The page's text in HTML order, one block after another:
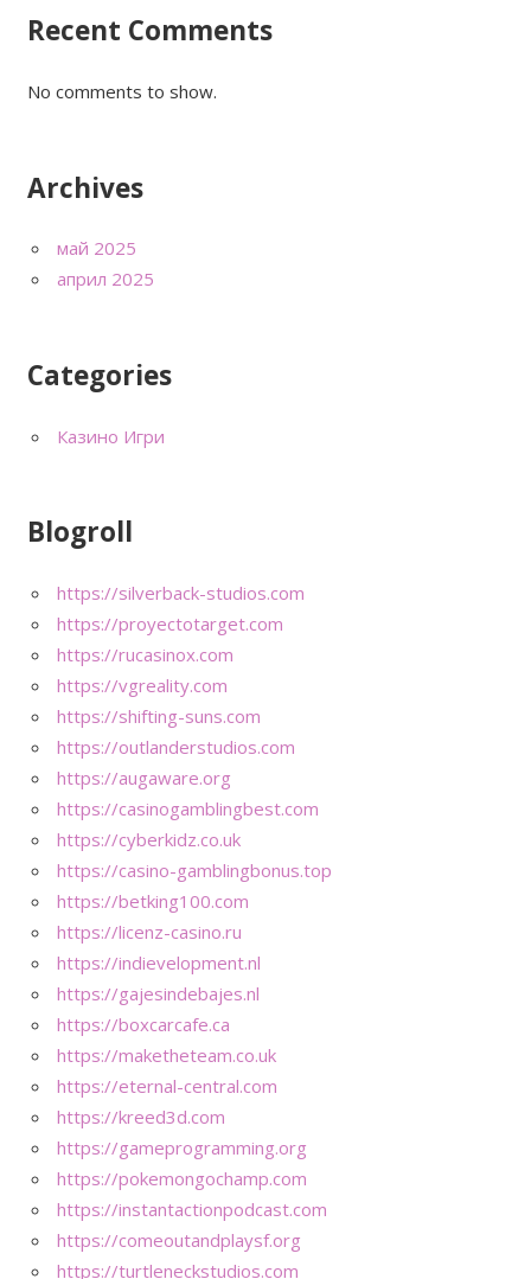
Recent Comments
No comments to show.
Archives
май 2025
април 2025
Categories
Казино Игри
Blogroll
https://silverback-studios.com
https://proyectotarget.com
https://rucasinox.com
https://vgreality.com
https://shifting-suns.com
https://outlanderstudios.com
https://augaware.org
https://casinogamblingbest.com
https://cyberkidz.co.uk
https://casino-gamblingbonus.top
https://betking100.com
https://licenz-casino.ru
https://indievelopment.nl
https://gajesindebajes.nl
https://boxcarcafe.ca
https://maketheteam.co.uk
https://eternal-central.com
https://kreed3d.com
https://gameprogramming.org
https://pokemongochamp.com
https://instantactionpodcast.com
https://comeoutandplaysf.org
https://turtleneckstudios.com